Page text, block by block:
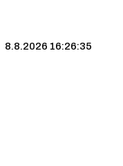
8.8.2026 16:26:36